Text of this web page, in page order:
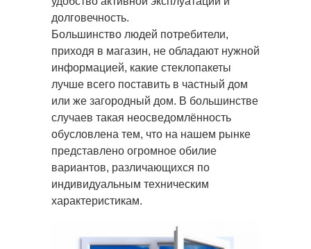
долговечность.
Большинство людей потребители,
приходя в магазин, не обладают нужной
информацией, какие стеклопакеты
лучше всего поставить в частный дом
или же загородный дом. В большинстве
случаев такая неосведомлённость
обусловлена тем, что на нашем рынке
представлено огромное обилие
вариантов, различающихся по
индивидуальным техническим
характеристикам.